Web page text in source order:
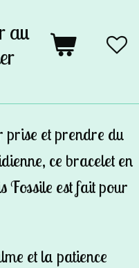
au
prise et prendre du
ce bracelet en
Fossile est fait pour
et la patience